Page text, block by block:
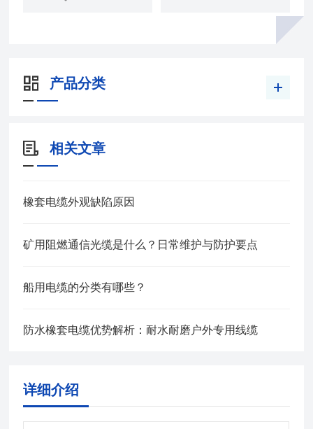
产品分类
相关文章
橡套电缆外观缺陷原因
矿用阻燃通信光缆是什么？日常维护与防护要点
船用电缆的分类有哪些？
防水橡套电缆优势解析：耐水耐磨户外专用线缆
详细介绍